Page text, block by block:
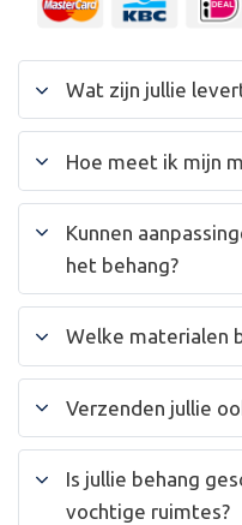
Wat zijn jullie
Hoe meet ik mijn
Kunnen
het behang?
Welke materialen
Verzenden jullie
Is jullie behang
vochtige ruimtes?